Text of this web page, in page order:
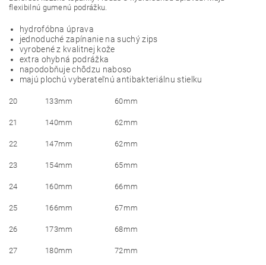
flexibilnú gumenú podrážku.
hydrofóbna úprava
jednoduché zapínanie na suchý zips
vyrobené z kvalitnej kože
extra ohybná podrážka
napodobňuje chôdzu naboso
majú plochú vyberateľnú antibakteriálnu stielku
20 133mm 60mm
21 140mm 62mm
22 147mm 62mm
23 154mm 65mm
24 160mm 66mm
25 166mm 67mm
26 173mm 68mm
27 180mm 72mm